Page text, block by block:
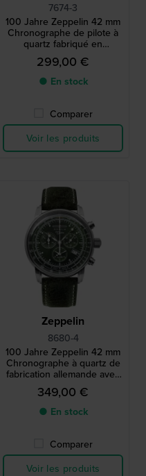
7674-3
100 Jahre Zeppelin 42 mm
Chronographe de pilote à
quartz fabriqué en
Allemagne avec date
299,00 €
● En stock
Comparer
Voir les produits
Zeppelin
8680-4
100 Jahre Zeppelin 42 mm
Chronographe à quartz de
fabrication allemande avec
bracelet unique en cuir
vieilli
349,00 €
● En stock
Comparer
Voir les produits